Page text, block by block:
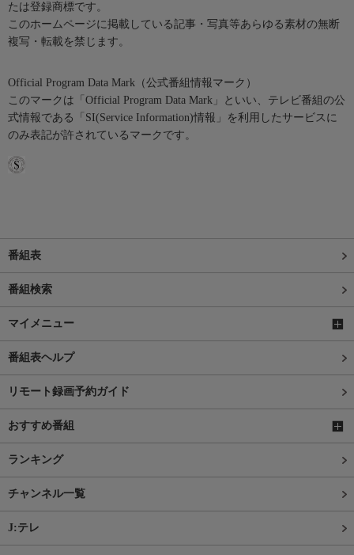
たは登録商標です。
このホームページに掲載している記事・写真等あらゆる素材の無断
複写・転載を禁じます。
Official Program Data Mark（公式番組情報マーク）
このマークは「Official Program Data Mark」といい、テレビ番組の公
式情報である「SI(Service Information)情報」を利用したサービスに
のみ表記が許されているマークです。
番組表
番組検索
マイメニュー
番組表ヘルプ
リモート録画予約ガイド
おすすめ番組
ランキング
チャンネル一覧
J:テレ